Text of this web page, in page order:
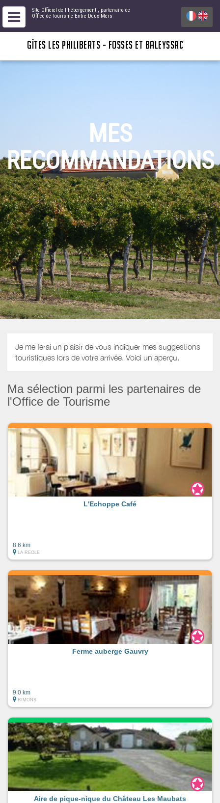
Site Officiel de l'hébergement , partenaire de
Office de Tourisme Entre-Deux-Mers
GÎTES LES PHILIBERTS - FOSSES ET BALEYSSAC
MES
RECOMMANDATIONS
Je me ferai un plaisir de vous indiquer mes suggestions
touristiques lors de votre arrivée. Voici un aperçu.
Ma sélection parmi les partenaires de
l'Office de Tourisme
L'Echoppe Café
8.6 km
LA REOLE
Ferme auberge Gauvry
9.0 km
RIMONS
Aire de pique-nique du Château Les Maubats